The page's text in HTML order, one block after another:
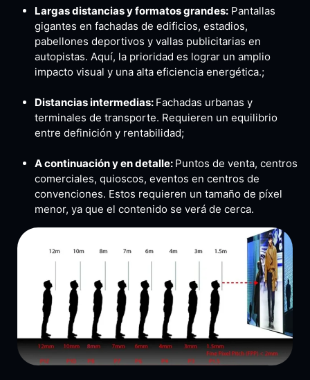
Largas distancias y formatos grandes: Pantallas
gigantes en fachadas de edificios, estadios,
pabellones deportivos y vallas publicitarias en
autopistas. Aquí, la prioridad es lograr un amplio
impacto visual y una alta eficiencia energética.;
Distancias intermedias: Fachadas urbanas y
terminales de transporte. Requieren un equilibrio
entre definición y rentabilidad;
A continuación y en detalle: Puntos de venta, centros
comerciales, quioscos, eventos en centros de
convenciones. Estos requieren un tamaño de píxel
menor, ya que el contenido se verá de cerca.